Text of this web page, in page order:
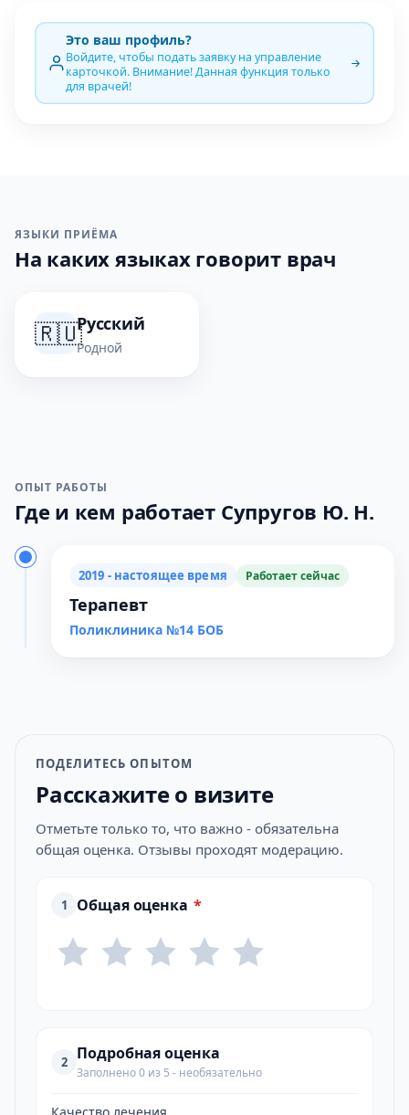
Это ваш профиль?
Войдите, чтобы подать заявку на управление
карточкой. Внимание! Данная функция только
для врачей!
ЯЗЫКИ ПРИЁМА
На каких языках говорит врач
🇷🇺Русский
Родной
ОПЫТ РАБОТЫ
Где и кем работает Супругов Ю. Н.
2019 - настоящее время Работает сейчас
Терапевт
Поликлиника №14 БОБ
ПОДЕЛИТЕСЬ ОПЫТОМ
Расскажите о визите
Отметьте только то, что важно - обязательна
общая оценка. Отзывы проходят модерацию.
1 Общая оценка *
2 Подробная оценка
Заполнено 0 из 5 - необязательно